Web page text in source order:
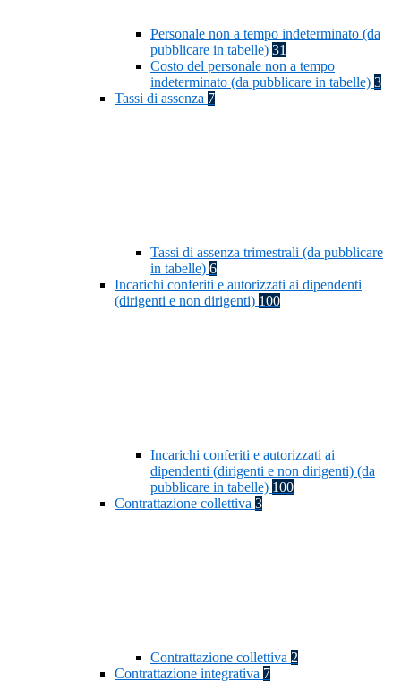
Personale non a tempo indeterminato (da
pubblicare in tabelle) 31
Costo del personale non a tempo
indeterminato (da pubblicare in tabelle) 3
Tassi di assenza 7
Tassi di assenza trimestrali (da pubblicare
in tabelle) 6
Incarichi conferiti e autorizzati ai dipendenti
(dirigenti e non dirigenti) 100
Incarichi conferiti e autorizzati ai
dipendenti (dirigenti e non dirigenti) (da
pubblicare in tabelle) 100
Contrattazione collettiva 3
Contrattazione collettiva 2
Contrattazione integrativa 7